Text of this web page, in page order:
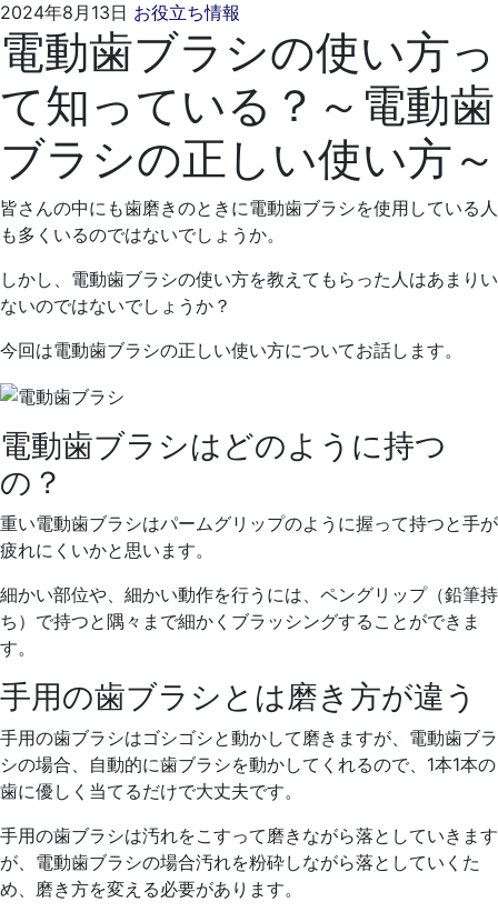
2024年8月13日 お役立ち情報
年
7
月
29
日
れ
も
と
歯
科
医
院
電動歯ブラシの使い方っ
て知っている？～電動歯
ブラシの正しい使い方～
皆さんの中にも歯磨きのときに電動歯ブラシを使用している人
も多くいるのではないでしょうか。
しかし、電動歯ブラシの使い方を教えてもらった人はあまりい
ないのではないでしょうか？
今回は電動歯ブラシの正しい使い方についてお話します。
電動歯ブラシはどのように持つ
の？
重い電動歯ブラシはパームグリップのように握って持つと手が
疲れにくいかと思います。
細かい部位や、細かい動作を行うには、ペングリップ（鉛筆持
ち）で持つと隅々まで細かくブラッシングすることができま
す。
手用の歯ブラシとは磨き方が違う
手用の歯ブラシはゴシゴシと動かして磨きますが、電動歯ブラ
シの場合、自動的に歯ブラシを動かしてくれるので、1本1本の
歯に優しく当てるだけで大丈夫です。
手用の歯ブラシは汚れをこすって磨きながら落としていきます
が、電動歯ブラシの場合汚れを粉砕しながら落としていくた
め、磨き方を変える必要があります。